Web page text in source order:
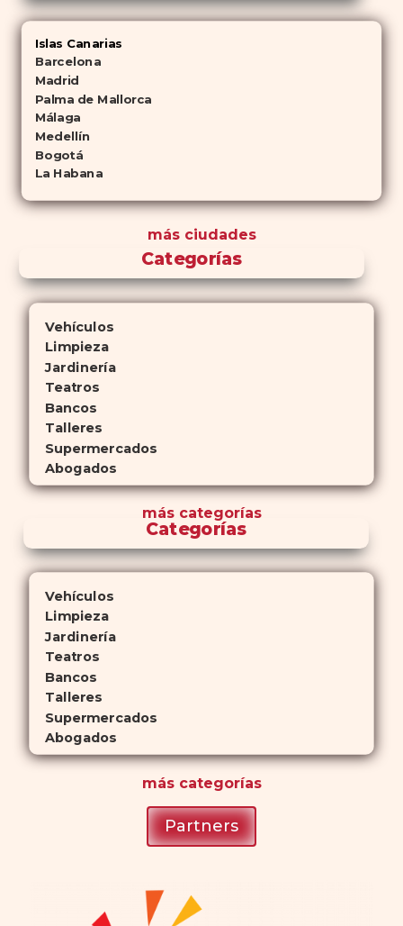
Islas Canarias
Barcelona
Madrid
Palma de Mallorca
Málaga
Medellín
Bogotá
La Habana
más ciudades
Categorías
Vehículos
Limpieza
Jardinería
Teatros
Bancos
Talleres
Supermercados
Abogados
máscategorías
Categorías
Vehículos
Limpieza
Jardinería
Teatros
Bancos
Talleres
Supermercados
Abogados
máscategorías
Partners